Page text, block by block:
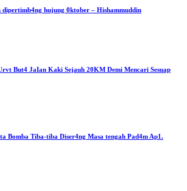
dipertimb4ng hujung 0ktober – Hishammuddin
But4 JaIan Kaki Sejauh 20KM Demi Mencari Sesuap
Bomba Tiba-tiba Diser4ng Masa tengah Pad4m Ap1.